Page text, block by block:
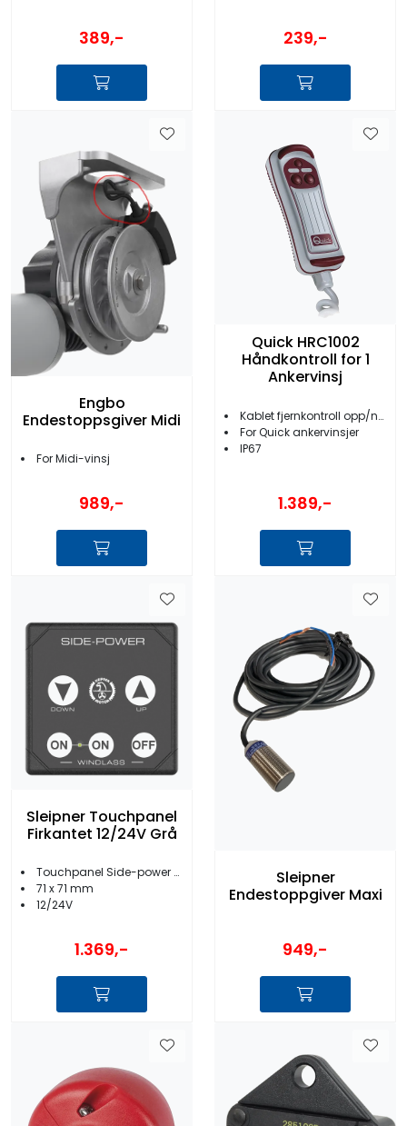
389,- 239,-
Engbo
Endestoppsgiver Midi
For Midi-vinsj
989,-
Quick HRC1002
Håndkontroll for 1
Ankervinsj
Kablet fjernkontroll opp/ned
For Quick ankervinsjer
IP67
1.389,-
Sleipner Touchpanel
Firkantet 12/24V Grå
Touchpanel Side-power ankervinsj
71 x 71 mm
12/24V
1.369,-
Sleipner
Endestoppgiver Maxi
949,-